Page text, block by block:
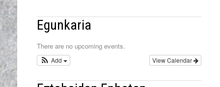
Egunkaria
There are no upcoming events.
View Calendar
Add